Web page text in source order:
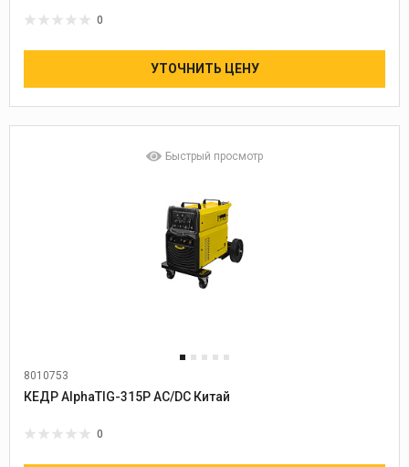
0
УТОЧНИТЬ ЦЕНУ
Быстрый просмотр
8010753
КЕДР AlphaTIG-315P AC/DC Китай
0